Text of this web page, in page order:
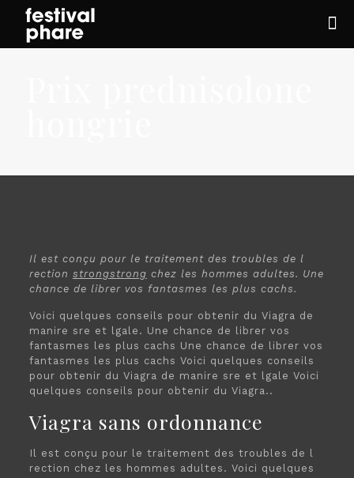
Il est conçu pour le traitement des troubles de l
rection strongstrong chez les hommes adultes. Une
chance de librer vos fantasmes les plus cachs.
Voici quelques conseils pour obtenir du Viagra de
manire sre et lgale. Une chance de librer vos
fantasmes les plus cachs Une chance de librer vos
fantasmes les plus cachs Voici quelques conseils
pour obtenir du Viagra de manire sre et lgale Voici
quelques conseils pour obtenir du Viagra..
Viagra sans ordonnance
Il est conçu pour le traitement des troubles de l
rection chez les hommes adultes. Voici quelques